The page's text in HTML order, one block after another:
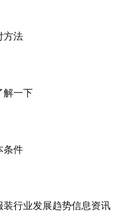
方法
解一下
条件
行业发展趋势信息资讯